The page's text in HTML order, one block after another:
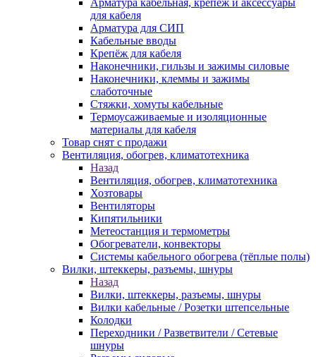
Арматура кабельная, крепёж и аксессуары
для кабеля
Арматура для СИП
Кабельные вводы
Крепёж для кабеля
Наконечники, гильзы и зажимы силовые
Наконечники, клеммы и зажимы
слаботочные
Стяжки, хомуты кабельные
Термоусаживаемые и изоляционные
материалы для кабеля
Товар снят с продажи
Вентиляция, обогрев, климатотехника
Назад
Вентиляция, обогрев, климатотехника
Хозтовары
Вентиляторы
Кипятильники
Метеостанция и термометры
Обогреватели, конвекторы
Системы кабельного обогрева (тёплые полы)
Вилки, штеккеры, разъемы, шнуры
Назад
Вилки, штеккеры, разъемы, шнуры
Вилки кабельные / Розетки штепсельные
Колодки
Переходники / Разветвители / Сетевые
шнуры